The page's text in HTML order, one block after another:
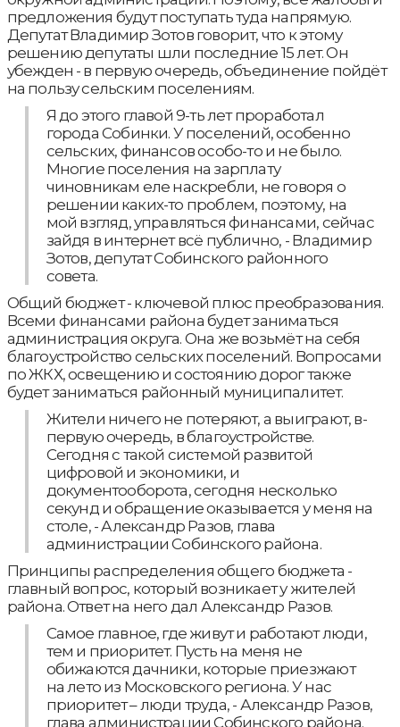
предложения будут поступать туда напрямую.
Депутат Владимир Зотов говорит, что к этому
решению депутаты шли последние 15 лет. Он
убежден - в первую очередь, объединение пойдёт
на пользу сельским поселениям.
Я до этого главой 9-ть лет проработал
города Собинки. У поселений, особенно
сельских, финансов особо-то и не было.
Многие поселения на зарплату
чиновникам еле наскребли, не говоря о
решении каких-то проблем, поэтому, на
мой взгляд, управляться финансами, сейчас
зайдя в интернет всё публично, - Владимир
Зотов, депутат Собинского районного
совета.
Общий бюджет - ключевой плюс преобразования.
Всеми финансами района будет заниматься
администрация округа. Она же возьмёт на себя
благоустройство сельских поселений. Вопросами
по ЖКХ, освещению и состоянию дорог также
будет заниматься районный муниципалитет.
Жители ничего не потеряют, а выиграют, в-
первую очередь, в благоустройстве.
Сегодня с такой системой развитой
цифровой и экономики, и
документооборота, сегодня несколько
секунд и обращение оказывается у меня на
столе, - Александр Разов, глава
администрации Собинского района.
Принципы распределения общего бюджета -
главный вопрос, который возникает у жителей
района. Ответ на него дал Александр Разов.
Самое главное, где живут и работают люди,
тем и приоритет. Пусть на меня не
обижаются дачники, которые приезжают
на лето из Московского региона. У нас
приоритет – люди труда, - Александр Разов,
глава администрации Собинского района.